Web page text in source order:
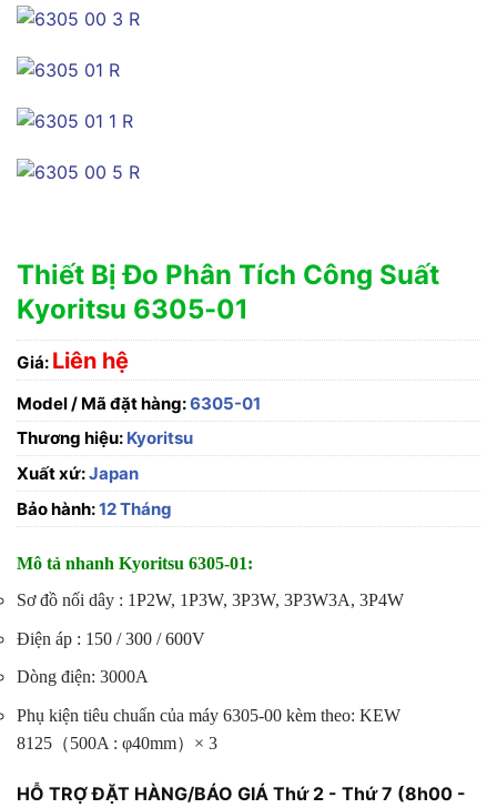
Thiết Bị Đo Phân Tích Công Suất
Kyoritsu 6305-01
Giá: Liên hệ
Model / Mã đặt hàng:6305-01
Thương hiệu: Kyoritsu
Xuất xứ:Japan
Bảo hành:12 Tháng
Mô tả nhanh Kyoritsu 6305-01:
Sơ đồ nối dây : 1P2W, 1P3W, 3P3W, 3P3W3A, 3P4W
Điện áp : 150 / 300 / 600V
Dòng điện: 3000A
Phụ kiện tiêu chuẩn của máy 6305-00 kèm theo: KEW
8125（500A : φ40mm）× 3
HỖ TRỢ ĐẶT HÀNG/BÁO GIÁ Thứ 2 - Thứ 7 (8h00 -